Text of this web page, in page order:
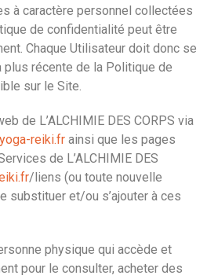
à caractère personnel collectées
de confidentialité peut être
Chaque Utilisateur doit donc se
plus récente de la Politique de
sur le Site.
de L’ALCHIMIE DES CORPS via
reiki.fr ainsi que les pages
de L’ALCHIMIE DES
/liens (ou toute nouvelle
substituer et/ou s’ajouter à ces
physique qui accède et
pour le consulter, acheter des